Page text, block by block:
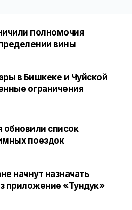
полномочия
вины
в Бишкеке и Чуйской
ограничения
обновили список
поездок
начнут назначать
приложение «Тундук»